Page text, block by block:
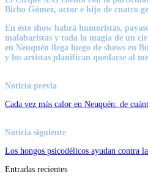
Bicho Gómez, actor e hijo de cuatro
En este show habrá humoristas,
malabaristas y toda la magia de un
en Neuquén llega luego de shows en
y los artistas planifican quedarse al
Noticia previa
Cada vez más calor en Neuquén: de
Noticia siguiente
Los hongos psicodélicos ayudan contra
Entradas recientes